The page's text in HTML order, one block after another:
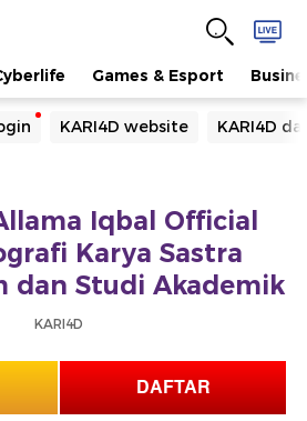
Games & Esport
KARI4D website KARI4D
Iqbal Official
Karya Sastra
dan Studi Akademik
KARI4D
DAFTAR